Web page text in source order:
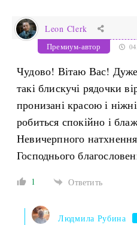
Leon Clerk
Премиум-автор
Чудово! Вітаю Вас! Дуже
такі блискучі рядочки
пронизані красою і
робиться спокійно і
Невичерпного
Господнього
1 Ответить
Людмила Рубина